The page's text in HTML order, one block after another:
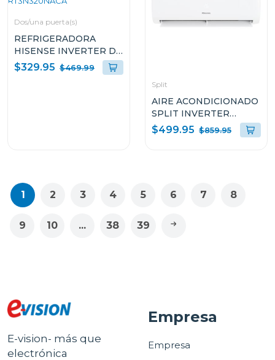
Dos/una puerta(s)
REFRIGERADORA
HISENSE INVERTER DE
11.5P³ NO FROST CON
DISPENSADOR DE
$329.95 $469.99
Split
AIRE ACONDICIONADO
SPLIT INVERTER
HISENSE DE 24000BTU
Y SEER19 ATR242C
$499.95 $859.95
1 2 3 4 5 6 7 8
9 10 ... 38 39
E-vision- más que
electrónica
Empresa
Empresa